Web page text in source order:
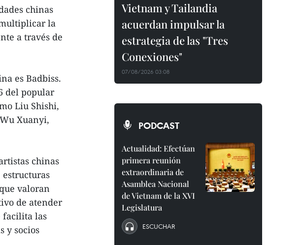
chinas
la
a través de
es Badbiss.
del popular
Liu Shishi,
Xuanyi,
chinas
valoran
de atender
facilita las
y socios
Vietnam y Tailandia
acuerdan impulsar la
estrategia de las "Tres
Conexiones"
07/08/2026 03:08
PODCAST
Actualidad: Efectúan
primera reunión
extraordinaria de
Asamblea Nacional
de Vietnam de la XVI
Legislatura
ESCUCHAR